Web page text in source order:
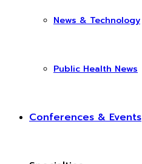
News & Technology
Public Health News
Conferences & Events